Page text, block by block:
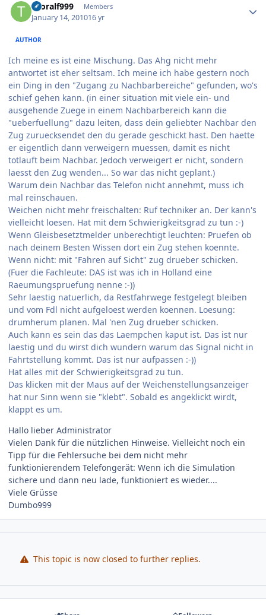
thoralf999 Members
January 14, 201016 yr
AUTHOR
Ich meine es ist eine Mischung. Das Ahg nicht mehr
antwortet ist eher seltsam. Ich meine ich habe gestern noch
ein Ding in den "Zugang zu Nachbarbereiche" gefunden, wo's
schief gehen kann. (in einer situation mit viele ein- und
ausgehende Zuege in einem Nachbarbereich kann die
"ueberfuellung" dazu leiten, dass dein geliebter Nachbar den
Zug zuruecksendet den du gerade geschickt hast. Den haette
er eigentlich dann verweigern muessen, damit es nicht
totlauft beim Nachbar. Jedoch verweigert er nicht, sondern
laesst den Zug wenden... So war das nicht geplant.)
Warum dein Nachbar das Telefon nicht annehmt, muss ich
mal reinschauen.
Weichen nicht mehr freischalten: Ruf techniker an. Der kann's
vielleicht loesen. Hat mit dem Schwierigkeitsgrad zu tun :-)
Wenn Gleisbesetztmelder unberechtigt leuchten: Pruefen ob
nach deinem Besten Wissen dort ein Zug stehen koennte.
Wenn nicht: mit "Fahren auf Sicht" zug drueber schicken.
(Fuer die Fachleute: DAS ist was ich in Holland eine
Raeumungspruefung nenne :-))
Sehr laestig natuerlich, da Restfahrwege festgelegt bleiben
und vom Fdl nicht aufgeloest werden koennen. Loesung:
drumherum planen. Mal 'nen Zug drueber schicken.
Auch kann es sein das das Laempchen kaput ist. Das ist nur
laestig und du wirst dich wundern warum das Signal nicht in
Fahrtstellung kommt. Das ist nur aufpassen :-))
Hat alles mit der Schwierigkeitsgrad zu tun.
Das klicken mit der Maus auf der Weichenstellungsanzeiger
hat nur Sinn wenn sie "klebt". Sobald es angeklickt wirdt,
klappt es um.
Hallo lieber Administrator
Vielen Dank für die nützlichen Hinweise. Vielleicht noch ein
Tipp für die Fehlersuche bei dem nicht mehr
funktionierendem Telefongerät: Wenn ich die Simulation
sichere und dann neu lade, funktioniert es wieder....
Viele Grüsse
Dumbo999
This topic is now closed to further replies.